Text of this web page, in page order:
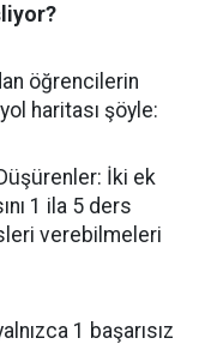
öğrencilerin
haritası şöyle:
Düşürenler: İki ek
1 ila 5 ders
verebilmeleri
1 başarısız